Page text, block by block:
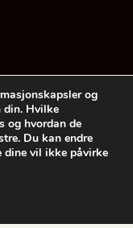
og
din. Hvilke
og hvordan de
Du kan endre
dine vil ikke påvirke